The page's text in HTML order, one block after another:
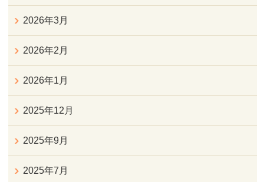
2026年3月
2026年2月
2026年1月
2025年12月
2025年9月
2025年7月